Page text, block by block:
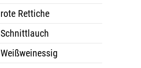
rote Rettiche
Schnittlauch
Weißweinessig